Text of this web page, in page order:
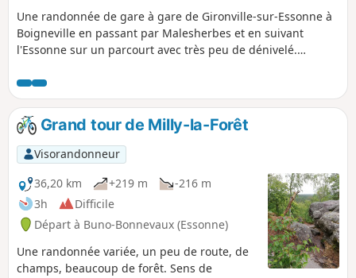
Une randonnée de gare à gare de Gironville-sur-Essonne à
Boigneville en passant par Malesherbes et en suivant
l'Essonne sur un parcourt avec très peu de dénivelé.
est traversée par l'Essonne. Au programme : château, lavoir,
rivière, ruelles, étangs et moulins en passant par les jolis
villages de Buno-Bonnevaux et Rouville en suivant le GR®1.
Grand tour de Milly-la-Forêt
Visorandonneur
36,20 km
+219 m
-216 m
3h
Difficile
Départ à Buno-Bonnevaux (Essonne)
Une randonnée variée, un peu de route, de
champs, beaucoup de forêt. Sens de